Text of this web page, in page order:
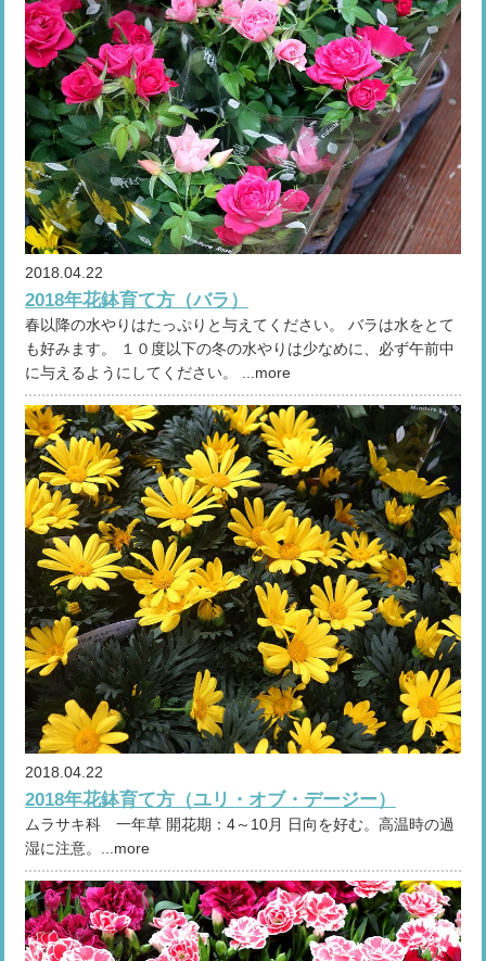
2018.04.22
2018年花鉢育て方（バラ）
春以降の水やりはたっぷりと与えてください。 バラは水をとて
も好みます。 １０度以下の冬の水やりは少なめに、必ず午前中
に与えるようにしてください。 ...more
2018.04.22
2018年花鉢育て方（ユリ・オブ・デージー）
ムラサキ科 一年草 開花期：4～10月 日向を好む。高温時の過
湿に注意。...more